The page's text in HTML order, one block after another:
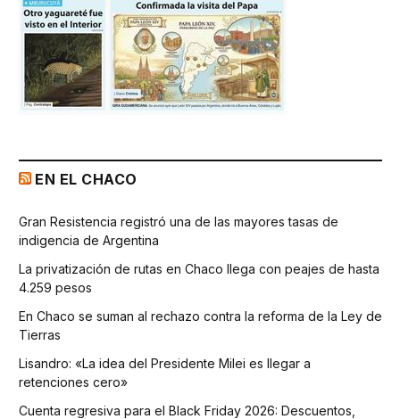
EN EL CHACO
Gran Resistencia registró una de las mayores tasas de
indigencia de Argentina
La privatización de rutas en Chaco llega con peajes de hasta
4.259 pesos
En Chaco se suman al rechazo contra la reforma de la Ley de
Tierras
Lisandro: «La idea del Presidente Milei es llegar a
retenciones cero»
Cuenta regresiva para el Black Friday 2026: Descuentos,